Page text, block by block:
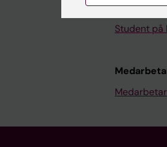
Kurs- och
Student på